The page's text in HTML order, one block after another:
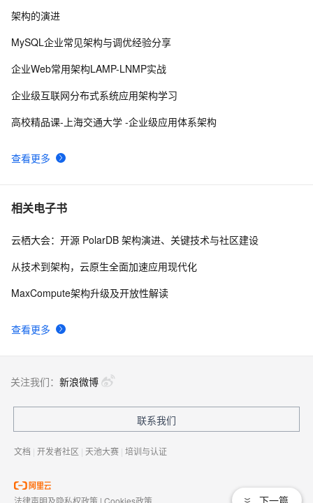
10基于 Serverless 架构的头像漫画风处理小程序
查看更多
架构的演进
MySQL企业常见架构与调优经验分享
企业Web常用架构LAMP-LNMP实战
企业级互联网分布式系统应用架构学习
高校精品课-上海交通大学 -企业级应用体系架构
相关电子书
查看更多
云栖大会：开源 PolarDB 架构演进、关键技术与社区建设
从技术到架构，云原生全面加速应用现代化
MaxCompute架构升级及开放性解读
下一篇
关注我们： 新浪微博
联系我们
文档 | 开发者社区 | 天池大赛 | 培训与认证
法律声明及隐私权政策 | Cookies政策